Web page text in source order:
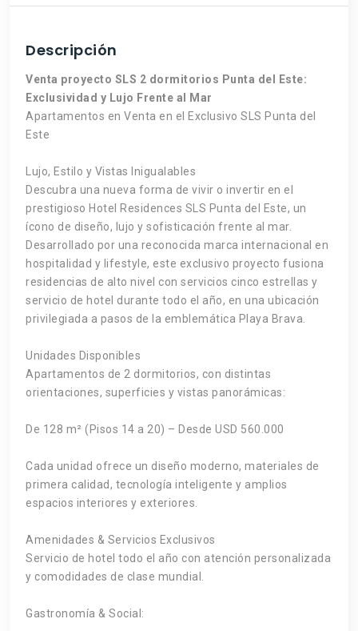
Descripción
Venta proyecto SLS 2 dormitorios Punta del Este:
Exclusividad y Lujo Frente al Mar
Apartamentos en Venta en el Exclusivo SLS Punta del
Este
Lujo, Estilo y Vistas Inigualables
Descubra una nueva forma de vivir o invertir en el
prestigioso Hotel Residences SLS Punta del Este, un
ícono de diseño, lujo y sofisticación frente al mar.
Desarrollado por una reconocida marca internacional en
hospitalidad y lifestyle, este exclusivo proyecto fusiona
residencias de alto nivel con servicios cinco estrellas y
servicio de hotel durante todo el año, en una ubicación
privilegiada a pasos de la emblemática Playa Brava.
Unidades Disponibles
Apartamentos de 2 dormitorios, con distintas
orientaciones, superficies y vistas panorámicas:
De 128 m² (Pisos 14 a 20) – Desde USD 560.000
Cada unidad ofrece un diseño moderno, materiales de
primera calidad, tecnología inteligente y amplios
espacios interiores y exteriores.
Amenidades & Servicios Exclusivos
Servicio de hotel todo el año con atención personalizada
y comodidades de clase mundial.
Gastronomía & Social: